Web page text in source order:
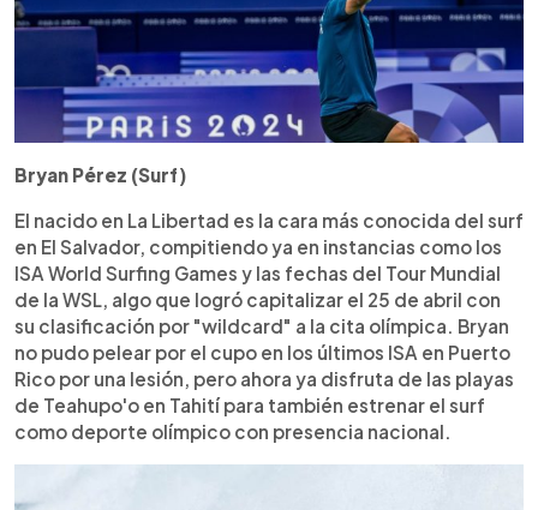
Bryan Pérez (Surf)
El nacido en La Libertad es la cara más conocida del surf
en El Salvador, compitiendo ya en instancias como los
ISA World Surfing Games y las fechas del Tour Mundial
de la WSL, algo que logró capitalizar el 25 de abril con
su clasificación por "wildcard" a la cita olímpica. Bryan
no pudo pelear por el cupo en los últimos ISA en Puerto
Rico por una lesión, pero ahora ya disfruta de las playas
de Teahupo'o en Tahití para también estrenar el surf
como deporte olímpico con presencia nacional.